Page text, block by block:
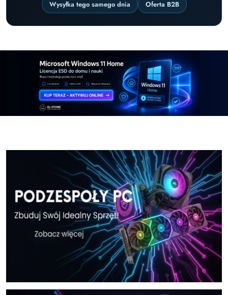
Wysyłka tego samego dnia
Oferta B2B
Pomiń karuzelę promocyjną